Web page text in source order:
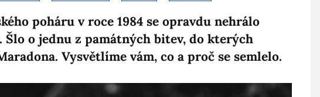
poháru v roce 1984 se opravdu nehrálo
Šlo o jednu z památných bitev, do kterých
Vysvětlíme vám, co a proč se semlelo.